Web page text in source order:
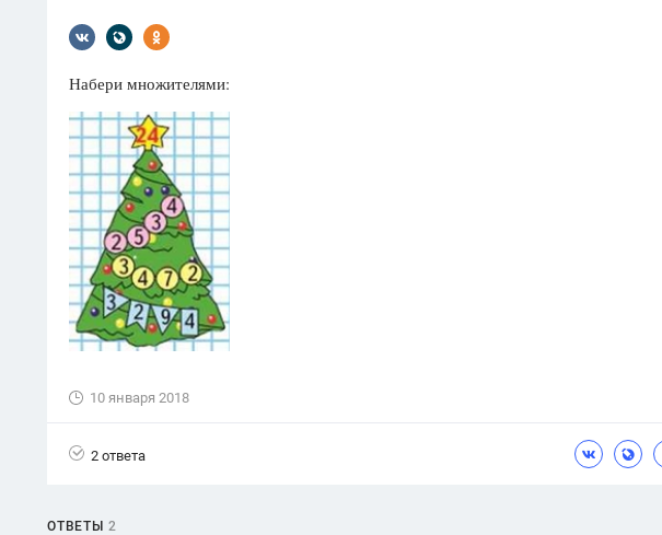
ОГЭ
ФИПИ
ответов
Вузы
1752 ответа
Олимпиады
ответа
Spotlight
ответ
Набери множителями:
10 января 2018
2 ответа
ОТВЕТЫ 2